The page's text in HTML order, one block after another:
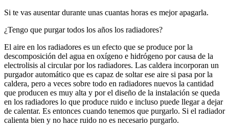
Si te vas ausentar durante unas cuantas horas es mejor apagarla.
¿Tengo que purgar todos los años los radiadores?
El aire en los radiadores es un efecto que se produce por la
descomposición del agua en oxígeno e hidrógeno por causa de la
electrolisis al circular por los radiadores. Las caldera incorporan un
purgador automático que es capaz de soltar ese aire si pasa por la
caldera, pero a veces sobre todo en radiadores nuevos la cantidad
que producen es muy alta y por el diseño de la instalación se queda
en los radiadores lo que produce ruido e incluso puede llegar a dejar
de calentar. Es entonces cuando tenemos que purgarlo. Si el radiador
calienta bien y no hace ruido no es necesario purgarlo.